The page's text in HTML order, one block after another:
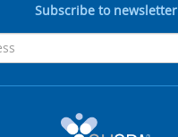
Subscribe to newsletter